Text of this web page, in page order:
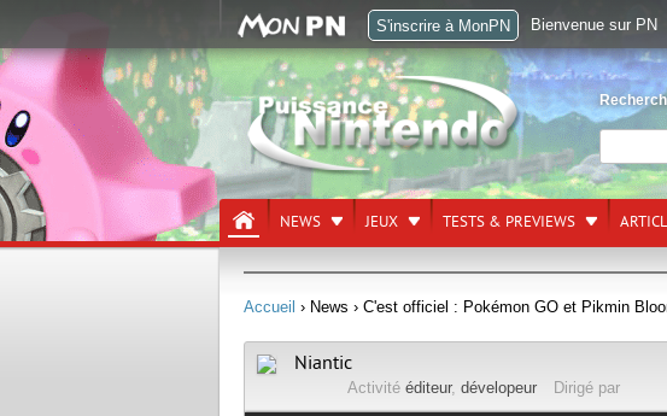
NEWS JEUX TESTS & PREVIEWS
Accueil › News › C'est officiel : Pokémon GO et Pikmin
Niantic
Activité éditeur, dévelopeur Dirigé par
S'inscrire à MonPN Bienvenue sur PN